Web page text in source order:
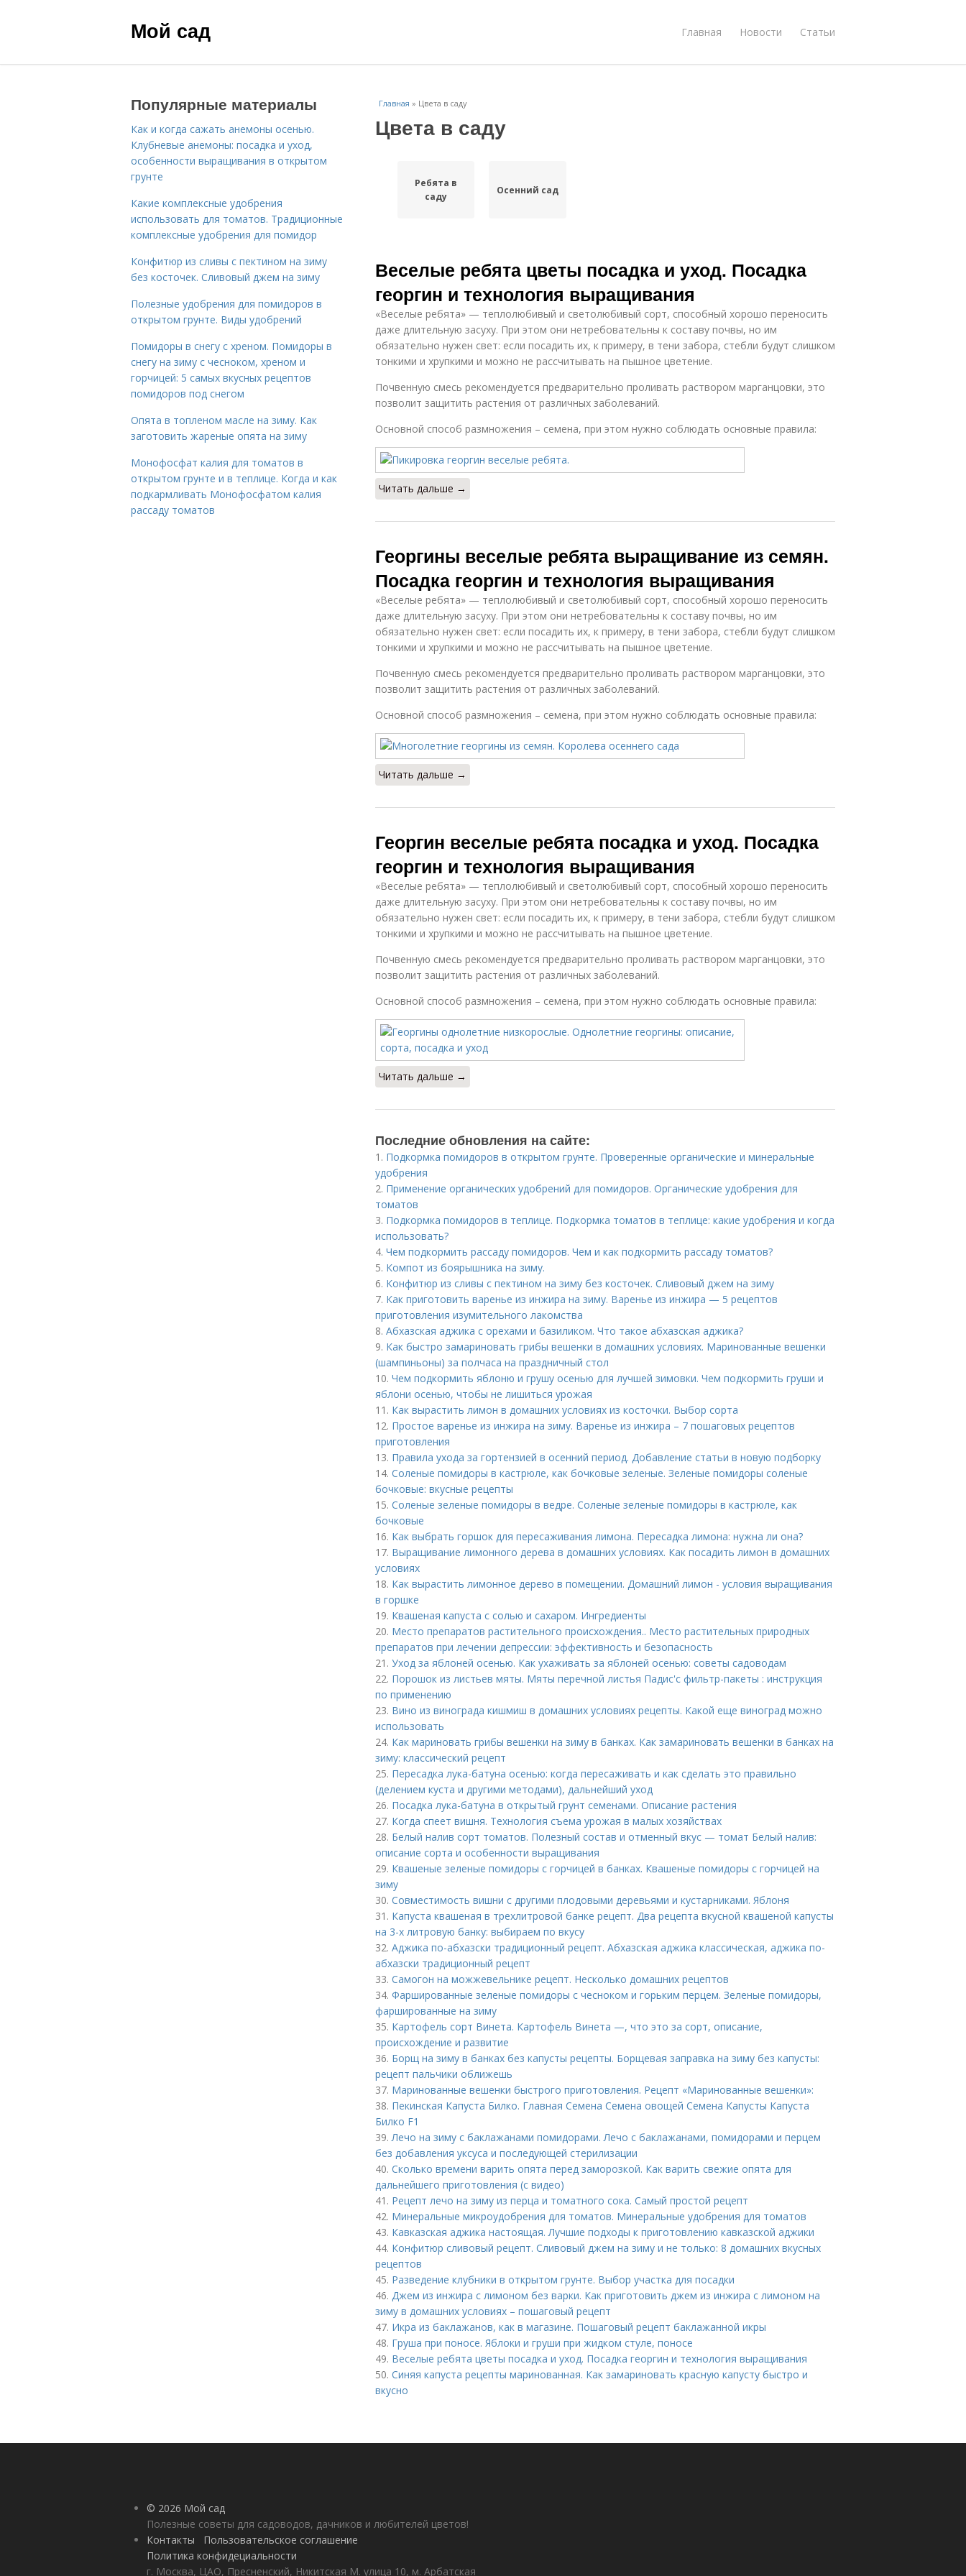
Мой сад Главная Новости Статьи
Главная » Цвета в саду
Цвета в саду
Ребята в
саду
Осенний сад
Веселые ребята цветы посадка и уход. Посадка
георгин и технология выращивания
«Веселые ребята» — теплолюбивый и светолюбивый сорт, способный хорошо переносить
даже длительную засуху. При этом они нетребовательны к составу почвы, но им
обязательно нужен свет: если посадить их, к примеру, в тени забора, стебли будут слишком
тонкими и хрупкими и можно не рассчитывать на пышное цветение.
Почвенную смесь рекомендуется предварительно проливать раствором марганцовки, это
позволит защитить растения от различных заболеваний.
Основной способ размножения – семена, при этом нужно соблюдать основные правила:
Читать дальше →
Георгины веселые ребята выращивание из семян.
Посадка георгин и технология выращивания
«Веселые ребята» — теплолюбивый и светолюбивый сорт, способный хорошо переносить
даже длительную засуху. При этом они нетребовательны к составу почвы, но им
обязательно нужен свет: если посадить их, к примеру, в тени забора, стебли будут слишком
тонкими и хрупкими и можно не рассчитывать на пышное цветение.
Почвенную смесь рекомендуется предварительно проливать раствором марганцовки, это
позволит защитить растения от различных заболеваний.
Основной способ размножения – семена, при этом нужно соблюдать основные правила:
Читать дальше →
Георгин веселые ребята посадка и уход. Посадка
георгин и технология выращивания
«Веселые ребята» — теплолюбивый и светолюбивый сорт, способный хорошо переносить
даже длительную засуху. При этом они нетребовательны к составу почвы, но им
обязательно нужен свет: если посадить их, к примеру, в тени забора, стебли будут слишком
тонкими и хрупкими и можно не рассчитывать на пышное цветение.
Почвенную смесь рекомендуется предварительно проливать раствором марганцовки, это
позволит защитить растения от различных заболеваний.
Основной способ размножения – семена, при этом нужно соблюдать основные правила:
Читать дальше →
Последние обновления на сайте:
1. Подкормка помидоров в открытом грунте. Проверенные органические и минеральные
удобрения
2. Применение органических удобрений для помидоров. Органические удобрения для
томатов
3. Подкормка помидоров в теплице. Подкормка томатов в теплице: какие удобрения и когда
использовать?
4. Чем подкормить рассаду помидоров. Чем и как подкормить рассаду томатов?
5. Компот из боярышника на зиму.
6. Конфитюр из сливы с пектином на зиму без косточек. Сливовый джем на зиму
7. Как приготовить варенье из инжира на зиму. Варенье из инжира — 5 рецептов
приготовления изумительного лакомства
8. Абхазская аджика с орехами и базиликом. Что такое абхазская аджика?
9. Как быстро замариновать грибы вешенки в домашних условиях. Маринованные вешенки
(шампиньоны) за полчаса на праздничный стол
10. Чем подкормить яблоню и грушу осенью для лучшей зимовки. Чем подкормить груши и
яблони осенью, чтобы не лишиться урожая
11. Как вырастить лимон в домашних условиях из косточки. Выбор сорта
12. Простое варенье из инжира на зиму. Варенье из инжира – 7 пошаговых рецептов
приготовления
13. Правила ухода за гортензией в осенний период. Добавление статьи в новую подборку
14. Соленые помидоры в кастрюле, как бочковые зеленые. Зеленые помидоры соленые
бочковые: вкусные рецепты
15. Соленые зеленые помидоры в ведре. Соленые зеленые помидоры в кастрюле, как
бочковые
16. Как выбрать горшок для пересаживания лимона. Пересадка лимона: нужна ли она?
17. Выращивание лимонного дерева в домашних условиях. Как посадить лимон в домашних
условиях
18. Как вырастить лимонное дерево в помещении. Домашний лимон - условия выращивания
в горшке
19. Квашеная капуста с солью и сахаром. Ингредиенты
20. Место препаратов растительного происхождения.. Место растительных природных
препаратов при лечении депрессии: эффективность и безопасность
21. Уход за яблоней осенью. Как ухаживать за яблоней осенью: советы садоводам
22. Порошок из листьев мяты. Мяты перечной листья Падис'с фильтр-пакеты : инструкция
по применению
23. Вино из винограда кишмиш в домашних условиях рецепты. Какой еще виноград можно
использовать
24. Как мариновать грибы вешенки на зиму в банках. Как замариновать вешенки в банках на
зиму: классический рецепт
25. Пересадка лука-батуна осенью: когда пересаживать и как сделать это правильно
(делением куста и другими методами), дальнейший уход
26. Посадка лука-батуна в открытый грунт семенами. Описание растения
27. Когда спеет вишня. Технология съема урожая в малых хозяйствах
28. Белый налив сорт томатов. Полезный состав и отменный вкус — томат Белый налив:
описание сорта и особенности выращивания
29. Квашеные зеленые помидоры с горчицей в банках. Квашеные помидоры с горчицей на
зиму
30. Совместимость вишни с другими плодовыми деревьями и кустарниками. Яблоня
31. Капуста квашеная в трехлитровой банке рецепт. Два рецепта вкусной квашеной капусты
на 3-х литровую банку: выбираем по вкусу
32. Аджика по-абхазски традиционный рецепт. Абхазская аджика классическая, аджика по-
абхазски традиционный рецепт
33. Самогон на можжевельнике рецепт. Несколько домашних рецептов
34. Фаршированные зеленые помидоры с чесноком и горьким перцем. Зеленые помидоры,
фаршированные на зиму
35. Картофель сорт Винета. Картофель Винета —, что это за сорт, описание,
происхождение и развитие
36. Борщ на зиму в банках без капусты рецепты. Борщевая заправка на зиму без капусты:
рецепт пальчики оближешь
37. Маринованные вешенки быстрого приготовления. Рецепт «Маринованные вешенки»:
38. Пекинская Капуста Билко. Главная Семена Семена овощей Семена Капусты Капуста
Билко F1
39.Лечо на зиму с баклажанами помидорами. Лечо с баклажанами, помидорами и перцем
без добавления уксуса и последующей стерилизации
40. Сколько времени варить опята перед заморозкой. Как варить свежие опята для
дальнейшего приготовления (с видео)
41. Рецепт лечо на зиму из перца и томатного сока. Самый простой рецепт
42. Минеральные микроудобрения для томатов. Минеральные удобрения для томатов
43. Кавказская аджика настоящая. Лучшие подходы к приготовлению кавказской аджики
44. Конфитюр сливовый рецепт. Сливовый джем на зиму и не только: 8 домашних вкусных
рецептов
45. Разведение клубники в открытом грунте. Выбор участка для посадки
46. Джем из инжира с лимоном без варки. Как приготовить джем из инжира с лимоном на
зиму в домашних условиях – пошаговый рецепт
47. Икра из баклажанов, как в магазине. Пошаговый рецепт баклажанной икры
48. Груша при поносе. Яблоки и груши при жидком стуле, поносе
49. Веселые ребята цветы посадка и уход. Посадка георгин и технология выращивания
50. Синяя капуста рецепты маринованная. Как замариновать красную капусту быстро и
вкусно
Популярные материалы
Как и когда сажать анемоны осенью.
Клубневые анемоны: посадка и уход,
особенности выращивания в открытом
грунте
Какие комплексные удобрения
использовать для томатов. Традиционные
комплексные удобрения для помидор
Конфитюр из сливы с пектином на зиму
без косточек. Сливовый джем на зиму
Полезные удобрения для помидоров в
открытом грунте. Виды удобрений
Помидоры в снегу с хреном. Помидоры в
снегу на зиму с чесноком, хреном и
горчицей: 5 самых вкусных рецептов
помидоров под снегом
Опята в топленом масле на зиму. Как
заготовить жареные опята на зиму
Монофосфат калия для томатов в
открытом грунте и в теплице. Когда и как
подкармливать Монофосфатом калия
рассаду томатов
© 2026 Мой сад
Полезные советы для садоводов, дачников и любителей цветов!
Контакты
Пользовательское соглашение
Политика конфидециальности
г. Москва, ЦАО, Пресненский, Никитская М. улица 10, м. Арбатская